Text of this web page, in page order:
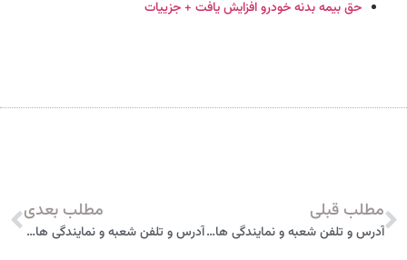
حق بیمه بدنه خودرو افزایش یافت + جزییات
مطلب قبلی
آدرس و تلفن شعبه و نمایندگی های بیمه آسیا در مبارکه
مطلب بعدی
آدرس و تلفن شعبه و نمایندگی های بیمه آسیا در ساوجبلاغ